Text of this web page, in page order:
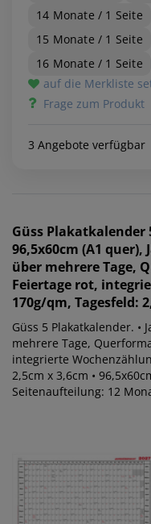
14 Monate / 1 Seite
15 Monate / 1 Seite
16 Monate / 1 Seite
auf die Merkliste
Frage zum Produkt
3 Angebote verfügbar
Güss Plakatkalender
96,5x60cm (A1
über mehrere Tage,
Feiertage rot,
170g/qm, Tagesfeld:
Güss 5 Plakatkalender.
mehrere Tage,
integrierte
2,5cm x 3,6cm •
Seitenaufteilung: 12